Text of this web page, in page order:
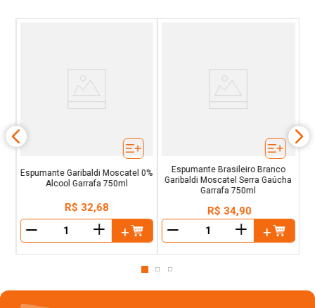
Espumante Garibaldi Moscatel 0%
Alcool Garrafa 750ml
R$ 32,68
＋
Espumante Brasileiro Branco
Garibaldi Moscatel Serra Gaúcha
Garrafa 750ml
R$ 34,90
＋